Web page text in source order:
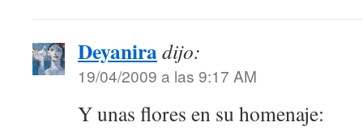
Deyaniradijo:
19/04/2009 a las 9:17 AM
Y unas flores en su homenaje: